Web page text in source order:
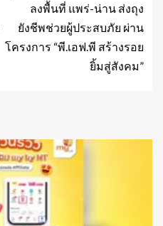
ลงพื้นที่ แพร่-น่าน ส่งถุง
ยังชีพช่วยผู้ประสบภัย ผ่าน
โครงการ “พี.เอฟ.พี สร้างรอย
ยิ้มสู่สังคม”